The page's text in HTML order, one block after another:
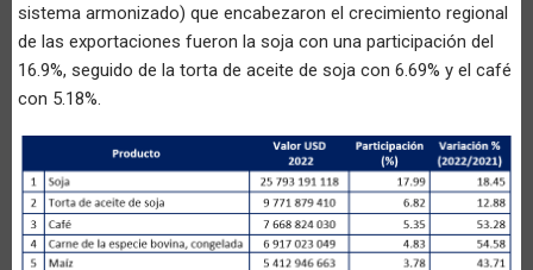
sistema armonizado) que encabezaron el crecimiento regional
de las exportaciones fueron la soja con una participación del
16.9%, seguido de la torta de aceite de soja con 6.69% y el café
con 5.18%.